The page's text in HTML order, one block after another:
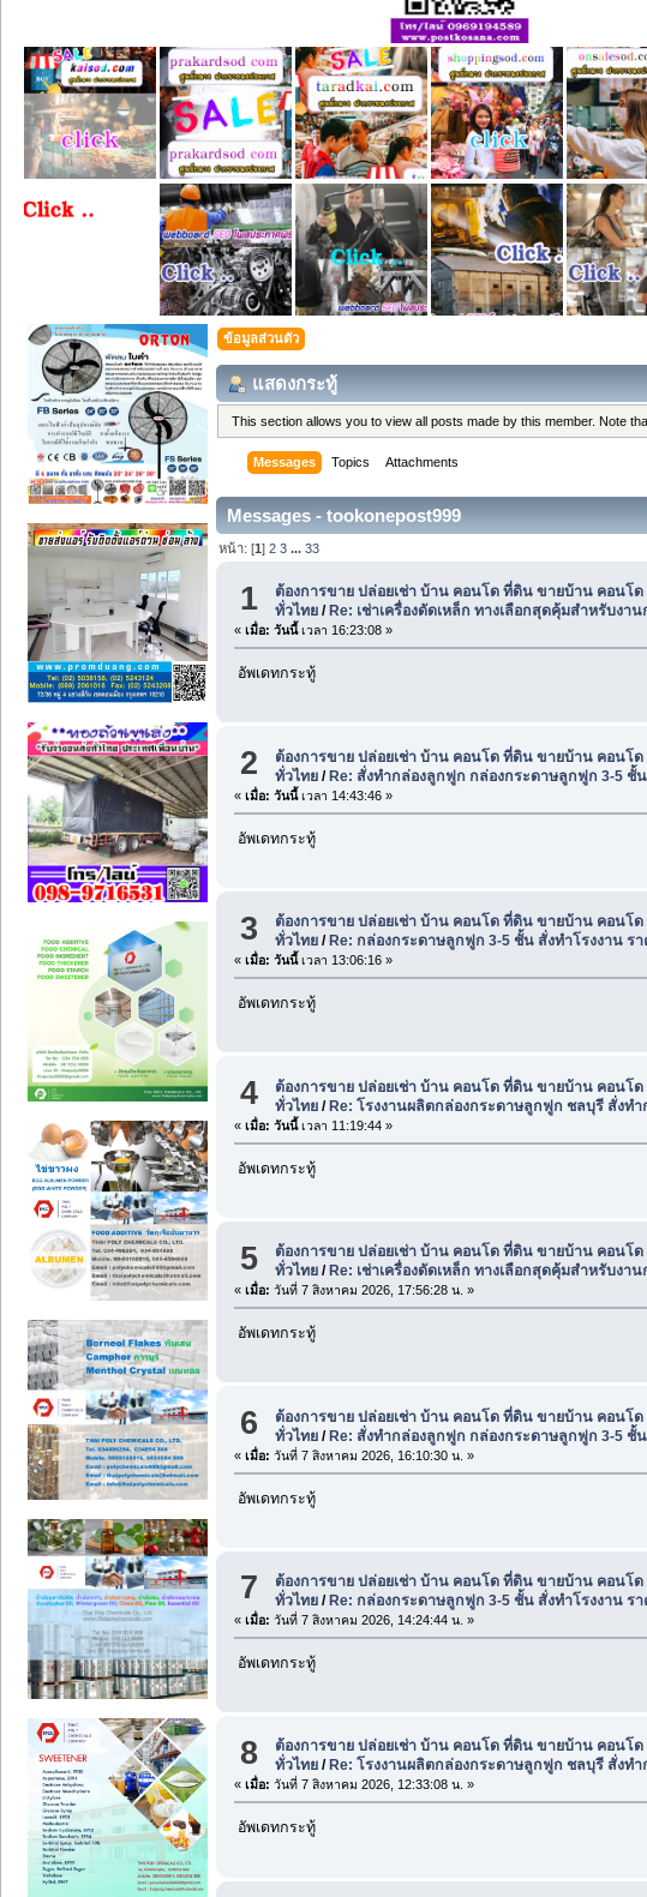
ข้อมูลส่วนตัว
แสดงกระทู้
This section allows you to view all posts made by this member. Note
Messages Topics Attachments
Messages - tookonepost999
หน้า: [1]2 3 ...33
1
ต้องการขาย ปล่อยเช่า บ้าน คอนโด ที่ดิน ขายบ้าน คอนโ
ทั่วไทย/ Re: เช่าเครื่องดัดเหล็ก ทางเลือกสุดคุ้มสำหรับงา
« เมื่อ: วันนี้เวลา 16:23:08 »
อัพเดทกระทู้
2
ต้องการขาย ปล่อยเช่า บ้าน คอนโด ที่ดิน ขายบ้าน คอนโ
ทั่วไทย/Re: สั่งทำกล่องลูกฟูก กล่องกระดาษลูกฟูก 3-5 ชั้
« เมื่อ: วันนี้เวลา 14:43:46 »
อัพเดทกระทู้
3
ต้องการขาย ปล่อยเช่า บ้าน คอนโด ที่ดิน ขายบ้าน คอนโ
ทั่วไทย/ Re: กล่องกระดาษลูกฟูก 3-5 ชั้น สั่งทำโรงงาน ร
« เมื่อ: วันนี้เวลา 13:06:16 »
อัพเดทกระทู้
4
ต้องการขาย ปล่อยเช่า บ้าน คอนโด ที่ดิน ขายบ้าน คอนโ
ทั่วไทย/Re: โรงงานผลิตกล่องกระดาษลูกฟูก ชลบุรี สั่งทำ
« เมื่อ: วันนี้เวลา 11:19:44 »
อัพเดทกระทู้
5
ต้องการขาย ปล่อยเช่า บ้าน คอนโด ที่ดิน ขายบ้าน คอนโ
ทั่วไทย/ Re: เช่าเครื่องดัดเหล็ก ทางเลือกสุดคุ้มสำหรับงา
« เมื่อ: วันที่ 7 สิงหาคม 2026, 17:56:28 น. »
อัพเดทกระทู้
6
ต้องการขาย ปล่อยเช่า บ้าน คอนโด ที่ดิน ขายบ้าน คอนโ
ทั่วไทย/Re: สั่งทำกล่องลูกฟูก กล่องกระดาษลูกฟูก 3-5 ชั้
« เมื่อ: วันที่ 7 สิงหาคม 2026, 16:10:30 น. »
อัพเดทกระทู้
7
ต้องการขาย ปล่อยเช่า บ้าน คอนโด ที่ดิน ขายบ้าน คอนโ
ทั่วไทย/ Re: กล่องกระดาษลูกฟูก 3-5 ชั้น สั่งทำโรงงาน ร
« เมื่อ: วันที่ 7 สิงหาคม 2026, 14:24:44 น. »
อัพเดทกระทู้
8
ต้องการขาย ปล่อยเช่า บ้าน คอนโด ที่ดิน ขายบ้าน คอนโ
ทั่วไทย/ Re: โรงงานผลิตกล่องกระดาษลูกฟูก ชลบุรี สั่งทำ
« เมื่อ: วันที่ 7 สิงหาคม 2026, 12:33:08 น. »
อัพเดทกระทู้